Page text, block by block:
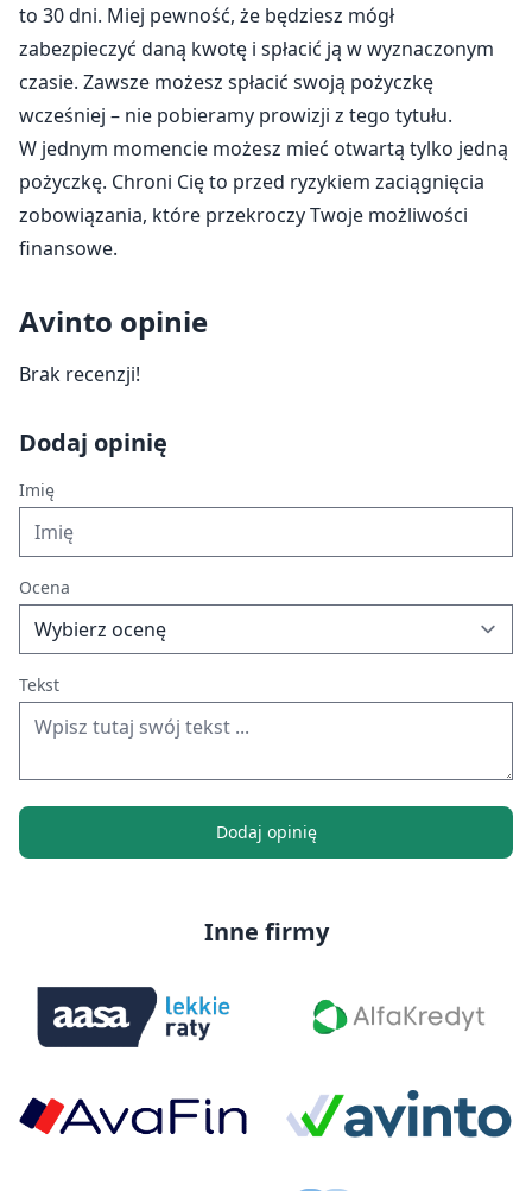
to 30 dni. Miej pewność, że będziesz mógł
zabezpieczyć daną kwotę i spłacić ją w wyznaczonym
czasie. Zawsze możesz spłacić swoją pożyczkę
wcześniej – nie pobieramy prowizji z tego tytułu.
W jednym momencie możesz mieć otwartą tylko jedną
pożyczkę. Chroni Cię to przed ryzykiem zaciągnięcia
zobowiązania, które przekroczy Twoje możliwości
finansowe.
Avinto opinie
Brak recenzji!
Dodaj opinię
Imię
Ocena
Tekst
Dodaj opinię
Inne firmy